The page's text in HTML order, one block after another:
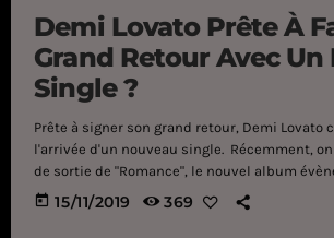
Demi Lovato Prête À
Grand Retour Avec Un
Single ?
Prête à signer son grand retour, Demi Lovato
l'arrivée d'un nouveau single. Récemment,
de sortie de "Romance", le nouvel album
Cabello, et c'est pour très bientôt ! Il se
autre chanteuse annonce son grand retour
today 15/11/2019 369